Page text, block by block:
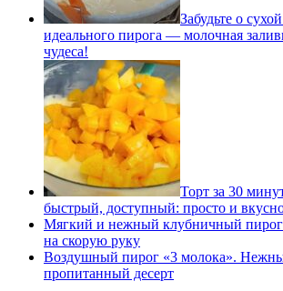
Забудьте о
идеального пирога — молочная
чудеса!
Торт за 30
быстрый, доступный: просто и
Мягкий и нежный клубничный пирог
на скорую руку
Воздушный пирог «3 молока».
пропитанный десерт